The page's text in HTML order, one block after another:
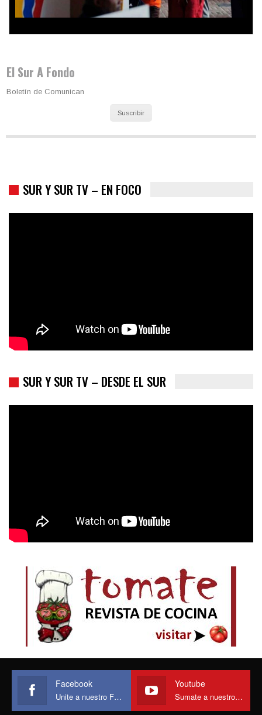
El Sur A Fondo
Boletín de Comunican
Suscribir
SUR Y SUR TV – EN FOCO
SUR Y SUR TV – DESDE EL SUR
Facebook
Unite a nuestro Face
Youtube
Sumate a nuestro canal